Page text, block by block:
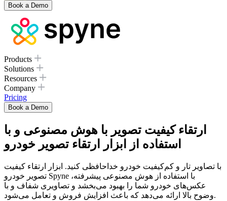
Book a Demo
Products
Solutions
Resources
Company
Pricing
Book a Demo
ارتقاء کیفیت تصویر با هوش مصنوعی و با
استفاده از
ابزار ارتقاء تصویر خودرو
با تصاویر تار و کم‌کیفیت خودرو خداحافظی کنید. ابزار ارتقاء کیفیت
تصویر خودرو Spyne با استفاده از هوش مصنوعی پیشرفته،
عکس‌های خودرو شما را بهبود می‌بخشد و تصاویری شفاف و با
وضوح بالا ارائه می‌دهد که باعث افزایش فروش و تعامل می‌شود.